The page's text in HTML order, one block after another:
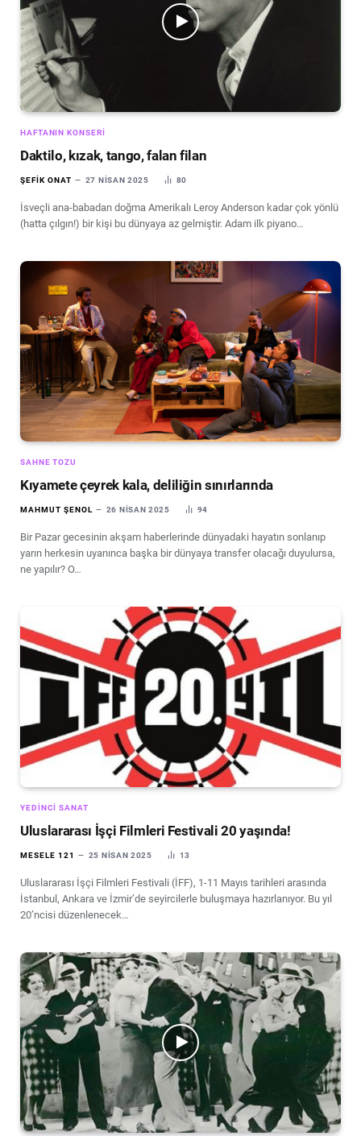
HAFTANIN KONSERI
Daktilo, kızak, tango, falan filan
ŞEFIK ONAT 27 NISAN 2025 80
İsveçli ana-babadan doğma Amerikalı Leroy Anderson kadar çok yönlü
(hatta çılgın!) bir kişi bu dünyaya az gelmiştir. Adam ilk piyano…
SAHNE TOZU
Kıyamete çeyrek kala, deliliğin sınırlarında
MAHMUT ŞENOL 26 NISAN 2025 94
Bir Pazar gecesinin akşam haberlerinde dünyadaki hayatın sonlanıp
yarın herkesin uyanınca başka bir dünyaya transfer olacağı duyulursa,
ne yapılır? O…
YEDINCI SANAT
Uluslararası İşçi Filmleri Festivali 20 yaşında!
MESELE 121 25 NISAN 2025 13
Uluslararası İşçi Filmleri Festivali (İFF), 1-11 Mayıs tarihleri arasında
İstanbul, Ankara ve İzmir’de seyircilerle buluşmaya hazırlanıyor. Bu yıl
20’ncisi düzenlenecek…